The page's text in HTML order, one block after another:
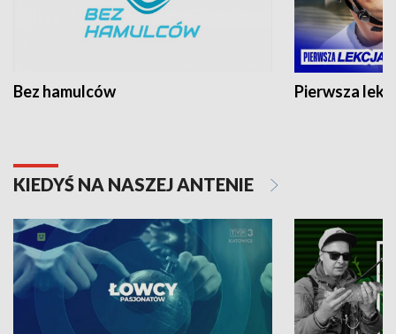
Bez hamulców Pierwsza
KIEDYŚ NA NASZEJ ANTENIE